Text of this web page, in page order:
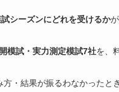
シーズンにどれを受けるか
模試・実力測定模試7社を、
・結果が振るわなかった